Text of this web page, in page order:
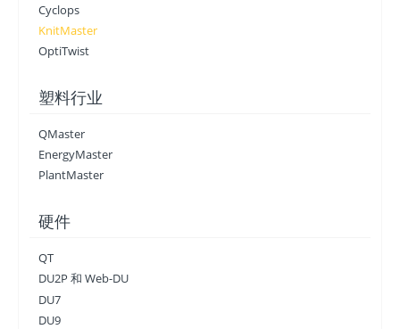
Cyclops
KnitMaster
OptiTwist
塑料行业
QMaster
EnergyMaster
PlantMaster
硬件
QT
DU2P 和 Web-DU
DU7
DU9